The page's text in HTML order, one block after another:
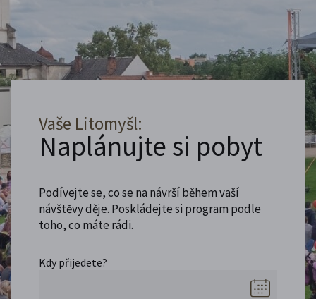
Vaše Litomyšl:
Naplánujte si pobyt
Podívejte se, co se na návrší během vaší
návštěvy děje. Poskládejte si program podle
toho, co máte rádi.
Kdy přijedete?